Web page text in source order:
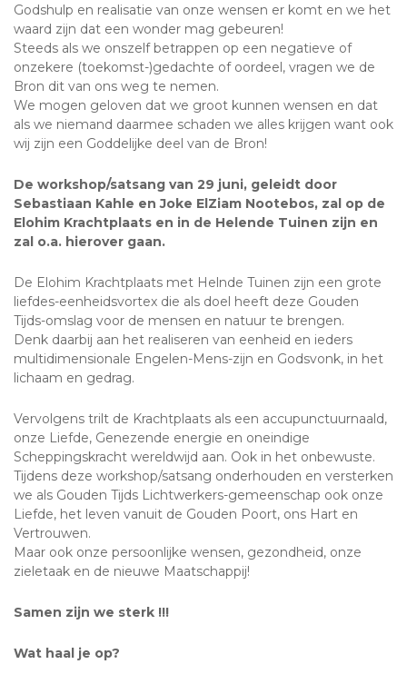
Godshulp en realisatie van onze wensen er komt en we het
waard zijn dat een wonder mag gebeuren!
Steeds als we onszelf betrappen op een negatieve of
onzekere (toekomst-)gedachte of oordeel, vragen we de
Bron dit van ons weg te nemen.
We mogen geloven dat we groot kunnen wensen en dat
als we niemand daarmee schaden we alles krijgen want ook
wij zijn een Goddelijke deel van de Bron!
De workshop/satsang van 29 juni, geleidt door
Sebastiaan Kahle en Joke ElZiam Nootebos, zal op de
Elohim Krachtplaats en in de Helende Tuinen zijn en
zal o.a. hierover gaan.
De Elohim Krachtplaats met Helnde Tuinen zijn een grote
liefdes-eenheidsvortex die als doel heeft deze Gouden
Tijds-omslag voor de mensen en natuur te brengen.
Denk daarbij aan het realiseren van eenheid en ieders
multidimensionale Engelen-Mens-zijn en Godsvonk, in het
lichaam en gedrag.
Vervolgens trilt de Krachtplaats als een accupunctuurnaald,
onze Liefde, Genezende energie en oneindige
Scheppingskracht wereldwijd aan. Ook in het onbewuste.
Tijdens deze workshop/satsang onderhouden en versterken
we als Gouden Tijds Lichtwerkers-gemeenschap ook onze
Liefde, het leven vanuit de Gouden Poort, ons Hart en
Vertrouwen.
Maar ook onze persoonlijke wensen, gezondheid, onze
zieletaak en de nieuwe Maatschappij!
Samen zijn we sterk !!!
Wat haal je op?